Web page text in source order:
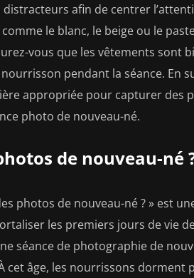
afin de centrer
le blanc, le beige ou le
vous que les vêtements sont
pendant la séance. En
appropriée pour capturer des
photo de nouveau-né.
de nouveau-né
photos de nouveau-né ? » est
les premiers jours de vie
séance de photographie de
cet âge, les nourrissons